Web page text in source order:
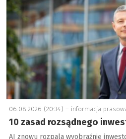
06.08.2026 (20:34) – informacja
10 zasad rozsądnego
AI znowu rozpala wyobraźnię